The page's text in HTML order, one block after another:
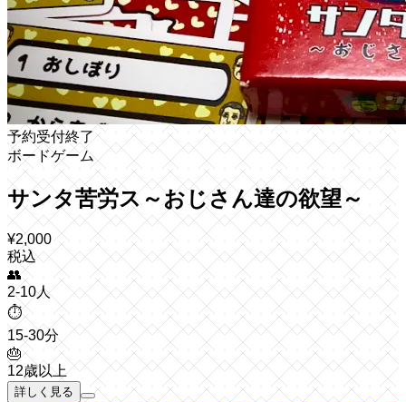
予約受付終了
ボードゲーム
サンタ苦労ス～おじさん達の欲望～
¥2,000
税込
👥
2-10人
⏱️
15-30分
🎂
12歳以上
詳しく見る